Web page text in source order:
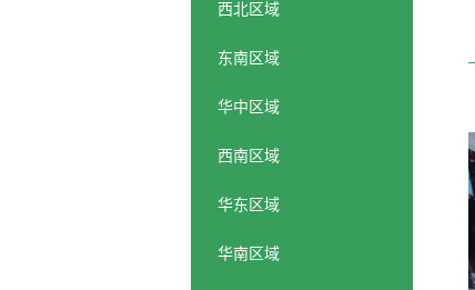
西北区域
东南区域
华中区域
西南区域
华东区域
华南区域